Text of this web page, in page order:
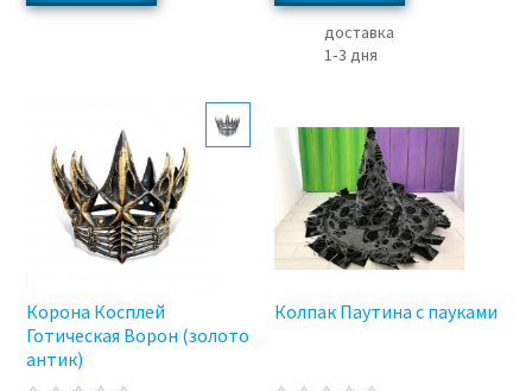
доставка
1‑3 дня
Корона Косплей
Готическая Ворон (золото
антик)
Колпак Паутина с пауками